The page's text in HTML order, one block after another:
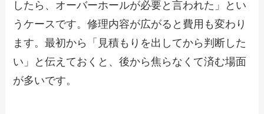
したら、オーバーホールが必要と言われた」とい
うケースです。修理内容が広がると費用も変わり
ます。最初から「見積もりを出してから判断した
い」と伝えておくと、後から焦らなくて済む場面
が多いです。